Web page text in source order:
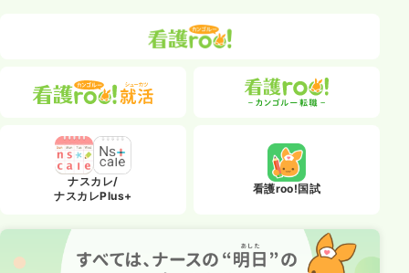
ナスカレ/
ナスカレPlus+
看護roo!国試